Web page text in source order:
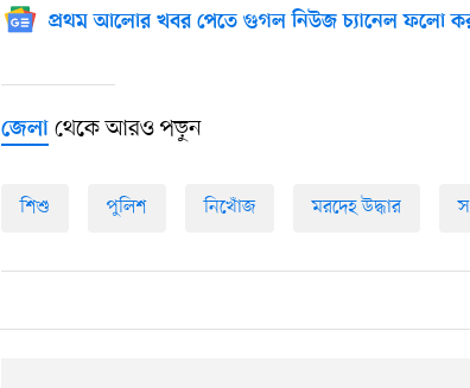
প্রথম আলোর খবর পেতে গুগল নিউজ চ্যানেল ফলো
জেলা থেকে আরও পড়ুন
শিশু পুলিশ নিখোঁজ মরদেহ উদ্ধার